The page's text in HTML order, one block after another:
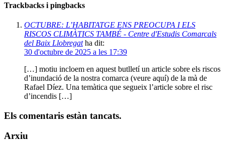
Trackbacks i pingbacks
OCTUBRE: L’HABITATGE ENS PREOCUPA I ELS
RISCOS CLIMÀTICS TAMBÉ - Centre d'Estudis Comarcals
del Baix Llobregat ha dit:
30 d'octubre de 2025 a les 17:39
[…] motiu incloem en aquest butlletí un article sobre els riscos
d’inundació de la nostra comarca (veure aquí) de la mà de
Rafael Díez. Una temàtica que segueix l’article sobre el risc
d’incendis […]
Els comentaris estàn tancats.
Arxiu